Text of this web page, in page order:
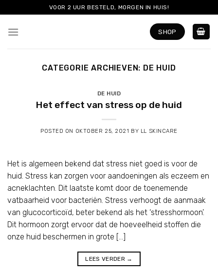
to
content
VOOR 2 UUR BESTELD, MORGEN IN HUIS!
SHOP
CATEGORIE ARCHIEVEN: DE HUID
DE HUID
Het effect van stress op de huid
POSTED ON OKTOBER 25, 2021 BY LL SKINCARE
Het is algemeen bekend dat stress niet goed is voor de
huid. Stress kan zorgen voor aandoeningen als eczeem en
acneklachten. Dit laatste komt door de toenemende
vatbaarheid voor bacteriën. Stress verhoogt de aanmaak
van glucocorticoïd, beter bekend als het ‘stresshormoon’.
Dit hormoon zorgt ervoor dat de hoeveelheid stoffen die
onze huid beschermen in grote […]
LEES VERDER →